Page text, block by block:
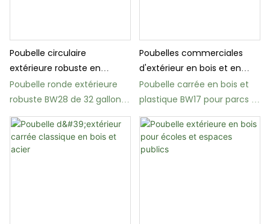
Poubelle circulaire
extérieure robuste en
plastique et bois - 32 gallons
Poubelle ronde extérieure
robuste BW28 de 32 gallons
(121 litres) en plastique et
bois
Poubelles commerciales
d'extérieur en bois et en
acier
Poubelle carrée en bois et
plastique BW17 pour parcs et
jardins